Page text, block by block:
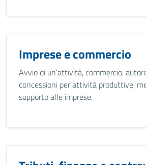
Imprese e commercio
Avvio di un’attività, commercio,
concessioni per attività produttive,
supporto alle imprese.